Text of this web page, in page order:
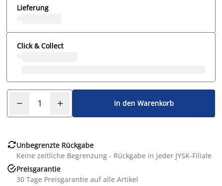
Lieferung
Click & Collect
In den Warenkorb
Unbegrenzte Rückgabe
Keine zeitliche Begrenzung - Rückgabe in jeder JYSK-Filiale
Preisgarantie
30 Tage Preisgarantie auf alle Artikel